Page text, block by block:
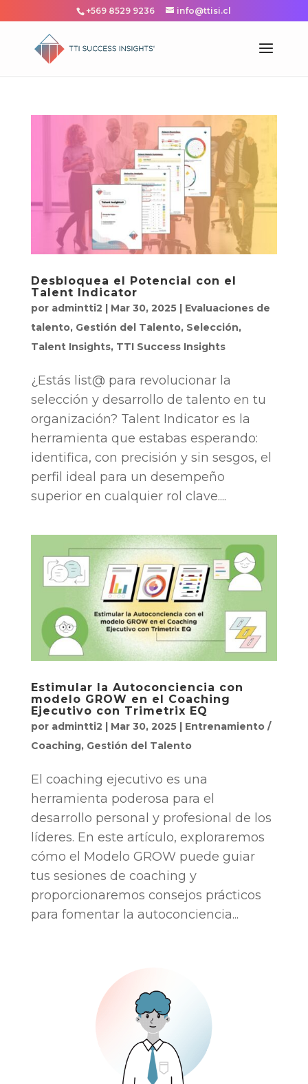
+569 8529 9236 info@ttisi.cl
Desbloquea el Potencial con el
Talent Indicator
por admintti2 | Mar 30, 2025| Evaluaciones de
talento, Gestión del Talento, Selección,
Talent Insights, TTI Success Insights
¿Estás list@ para revolucionar la
selección y desarrollo de talento en tu
organización? Talent Indicator es la
herramienta que estabas esperando:
identifica, con precisión y sin sesgos, el
perfil ideal para un desempeño
superior en cualquier rol clave....
Estimular la Autoconciencia con
modelo GROW en el Coaching
Ejecutivo con Trimetrix EQ
por admintti2 | Mar 30, 2025| Entrenamiento /
Coaching, Gestión del Talento
El coaching ejecutivo es una
herramienta poderosa para el
desarrollo personal y profesional de los
líderes. En este artículo, exploraremos
cómo el Modelo GROW puede guiar
tus sesiones de coaching y
proporcionaremos consejos prácticos
para fomentar la autoconciencia...